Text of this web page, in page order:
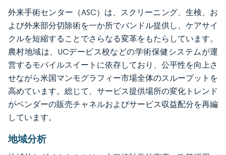
外来手術センター（ASC）は、スクリーニング、生検、お
よび外来部分切除術を一か所でバンドル提供し、ケアサイ
クルを短縮することでさらなる変革をもたらしています。
農村地域は、UCデービス校などの学術保健システムが運
営するモバイルスイートに依存しており、公平性を向上さ
せながら米国マンモグラフィー市場全体のスループットを
高めています。総じて、サービス提供場所の変化トレンド
がベンダーの販売チャネルおよびサービス収益配分を再編
しています。
地域分析